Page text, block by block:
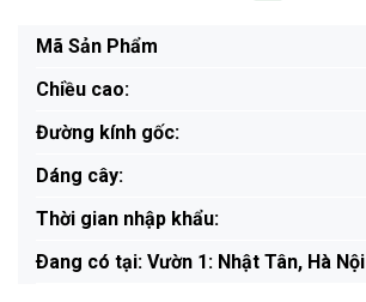
Mã Sản Phẩm
Chiều cao:
Đường kính gốc:
Dáng cây:
Thời gian nhập khẩu:
Ðang có tại: Vườn 1: Nhật Tân, Hà Nội